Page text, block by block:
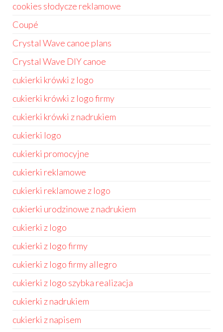
cookies słodycze reklamowe
Coupé
Crystal Wave canoe plans
Crystal Wave DIY canoe
cukierki krówki z logo
cukierki krówki z logo firmy
cukierki krówki z nadrukiem
cukierki logo
cukierki promocyjne
cukierki reklamowe
cukierki reklamowe z logo
cukierki urodzinowe z nadrukiem
cukierki z logo
cukierki z logo firmy
cukierki z logo firmy allegro
cukierki z logo szybka realizacja
cukierki z nadrukiem
cukierki z napisem